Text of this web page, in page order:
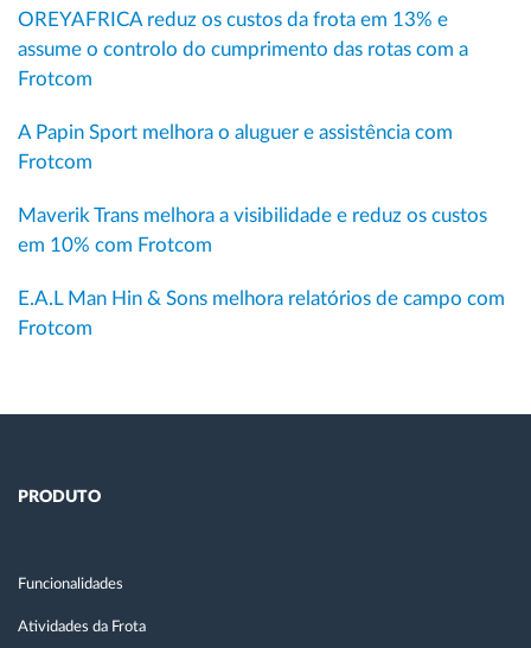
OREYAFRICA reduz os custos da frota em 13% e
assume o controlo do cumprimento das rotas com a
Frotcom
A Papin Sport melhora o aluguer e assistência com
Frotcom
Maverik Trans melhora a visibilidade e reduz os custos
em 10% com Frotcom
E.A.L Man Hin & Sons melhora relatórios de campo com
Frotcom
PRODUTO
Funcionalidades
Atividades da Frota